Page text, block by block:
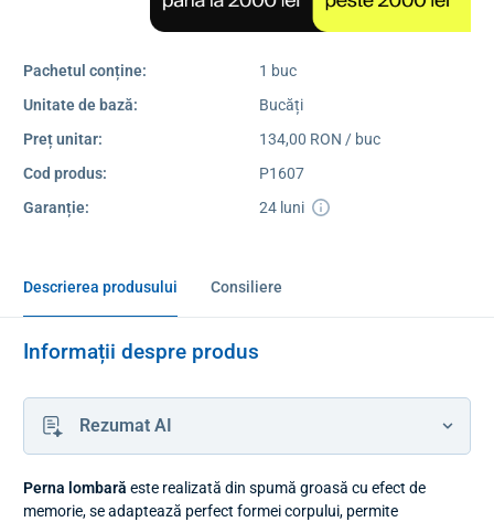
Pachetul conține:
1 buc
Unitate de bază:
Bucăți
Preț unitar:
134,00 RON / buc
Cod produs:
P1607
Garanție:
24 luni
Descrierea produsului Consiliere
Informații despre produs
Rezumat AI
Perna lombară este realizată din spumă groasă cu efect de
memorie, se adaptează perfect formei corpului, permite